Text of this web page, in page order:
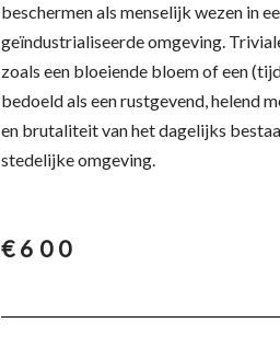
beschermen als menselijk wezen in
geïndustrialiseerde omgeving.
zoals een bloeiende bloem of een
bedoeld als een rustgevend, helend
en brutaliteit van het dagelijks
stedelijke omgeving.
€ 600